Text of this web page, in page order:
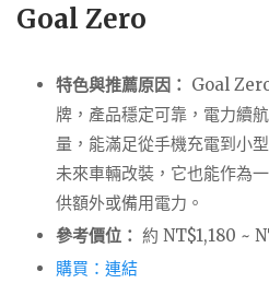
Goal Zero
特色與推薦原因： Goal
牌，產品穩定可靠，電力續
量，能滿足從手機充電到小
未來車輛改裝，它也能作為
供額外或備用電力。
參考價位： 約 NT$1,180 ~
購買：連結